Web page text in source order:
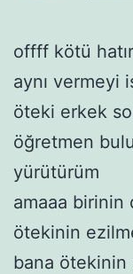
offff kötü
aynı vermeyi
öteki erkek
öğretmen
yürütürüm
amaaa birinin
ötekinin
bana ötekinin